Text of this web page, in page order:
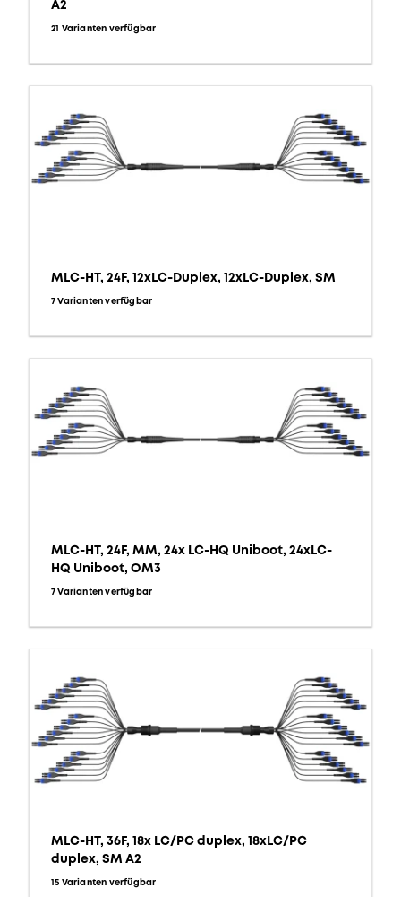
A2
21 Varianten verfügbar
MLC-HT, 24F, 12xLC-Duplex, 12xLC-Duplex, SM
7 Varianten verfügbar
MLC-HT, 24F, MM, 24x LC-HQ Uniboot, 24xLC-
HQ Uniboot, OM3
7 Varianten verfügbar
MLC-HT, 36F, 18x LC/PC duplex, 18xLC/PC
duplex, SM A2
15 Varianten verfügbar